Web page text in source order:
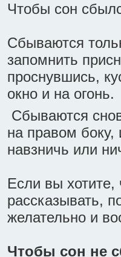
Чтобы сон
Сбываются
запомнить
проснувшись,
окно и на огонь.
Сбываются
на правом
навзничь или
Если вы
рассказывать,
желательно и
Чтобы сон не